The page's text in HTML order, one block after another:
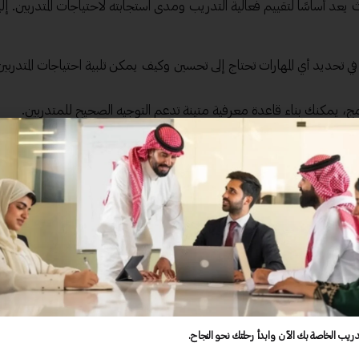
أساسًا لتقييم فعالية التدريب ومدى استجابته لاحتياجات
تحديد أي المهارات تحتاج إلى تحسين وكيف يمكن تلبية احتياجات
يمكنك بناء قاعدة معرفية متينة تدعم التوجيه الصحيح للمتدربين.
تقديم محاضرات وأساليب متناسقة تسهم في تحقيق الأهداف
تقدم فرصًا أكبر للتفاعل بين المتدربين، مما يعزز التجربة التعليمية.
نجاحًا من غيرها؟ السبب يكمن في مدى توافقها مع أهداف المتدربين
أمثلة حية، ستحتفظ بتركيز المتدربين.
إنشاء حقائب تدريبية تعتمد على مجموعة متنوعة من أساليب
الخاصة بك الآن وابدأ رحلتك نحو النجاح.